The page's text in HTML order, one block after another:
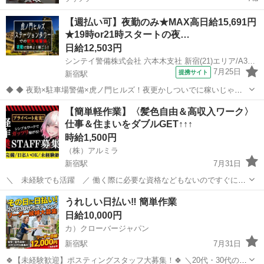
【週払い可】夜勤のみ★MAX高日給15,691円
★19時or21時スタートの夜…
日給12,503円
シンテイ警備株式会社 六本木支社 新宿(21)エリア/A3203200117
新宿駅
提携サイト 7月25日
◆ ◆ 夜勤×駐車場警備×虎ノ門ヒルズ！夜更かしついでに稼いじゃお
う☆ 虎ノ門ヒルズステーションタワーの駐車場で 誘導・案内などのシ
ンプル業務をお任せ！ 夜勤ならではの高日給だから 少ない勤務日数で
も効率的に稼げます！ ...
東京 新宿区 新宿駅 警備員
【簡単軽作業】〈髪色自由＆高収入ワーク〉
仕事＆住まいをダブルGET↑↑↑
時給1,500円
（株）アルミラ
新宿駅
7月31日
＼ 未経験でも活躍 ／ 働く際に必要な資格などもないのですぐにス
タートできる環境です！ ☆…・プロのコーディネーターがサポートし
ます♪・…☆ お急ぎの方は『06-4963-0032』に 「ジモティーを見て...
東京 新宿区 新宿駅 仕分け スタッフ
うれしい日払い‼ 簡単作業
日給10,000円
カ）クローバージャパン
新宿駅
7月31日
🍀【未経験歓迎】ポスティングスタッフ大募集！🍀 ＼20代・30代のレ